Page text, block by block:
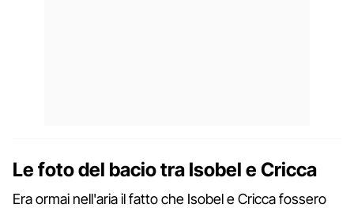
Le foto del bacio tra Isobel e Cricca
Era ormai nell'aria il fatto che Isobel e Cricca fossero